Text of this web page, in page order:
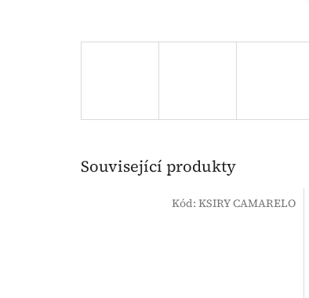
Související produkty
Kód: KSIRY CAMARELO